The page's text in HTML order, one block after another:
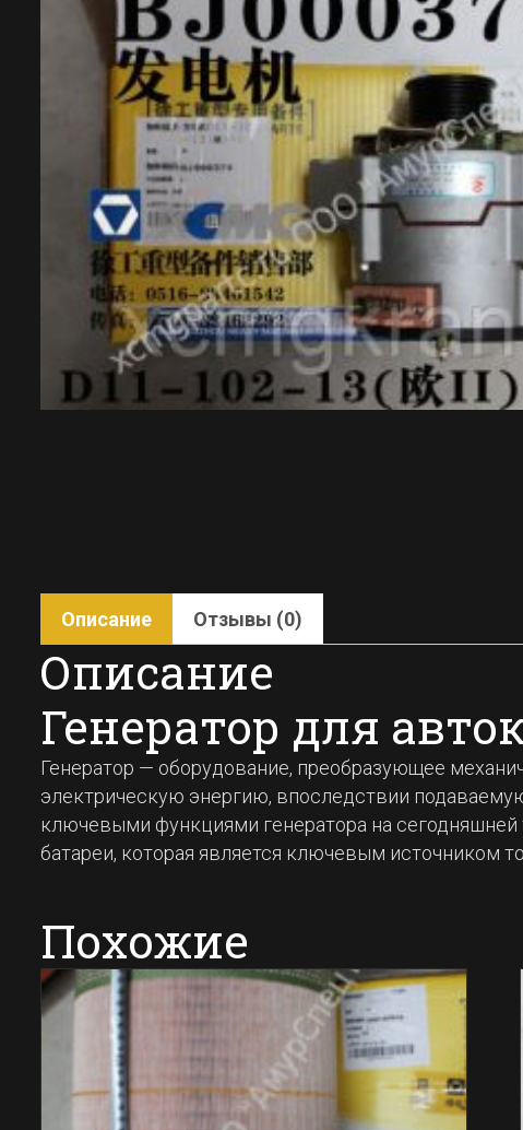
Описание Отзывы (0)
Описание
Генератор для
Генератор — оборудование, преобразующее
электрическую энергию, впоследствии
ключевыми функциями генератора на сегодняшней
батареи, которая является ключевым источником
Похожие